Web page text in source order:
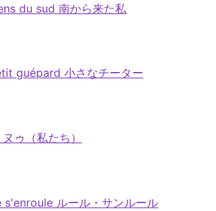
du sud 南から来た私
guépard 小さなチーター
ゥ（私たち）
s'enroule ルール・サンルール